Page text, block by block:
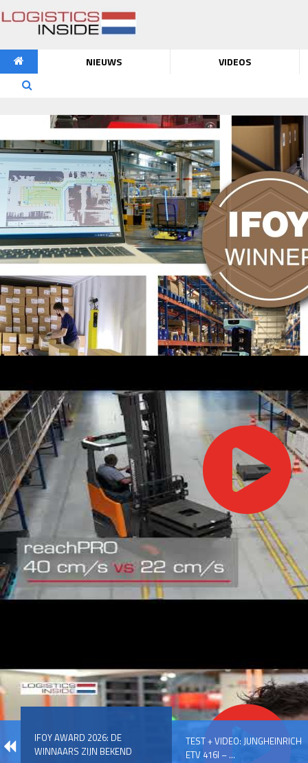
NIEUWS VIDEOS
IFOY AWARD 2026: DE
WINNAARS ZIJN BEKEND
TEST + VIDEO: JUNGHEINRICH
ETV 416I – ...